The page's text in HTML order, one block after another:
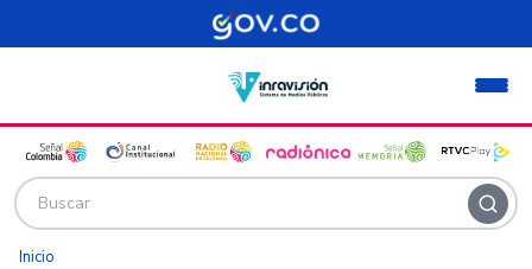
Pasar al contenido principal
Inicio